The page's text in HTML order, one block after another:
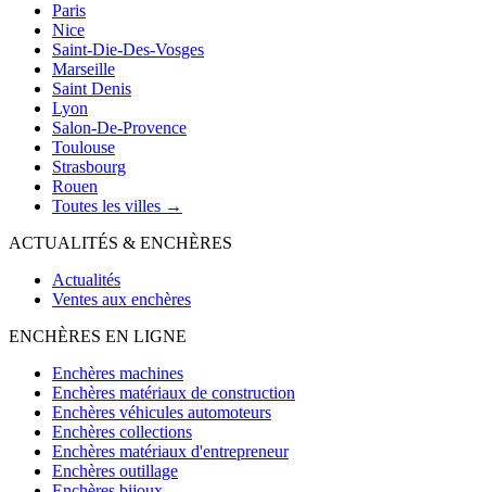
Paris
Nice
Saint-Die-Des-Vosges
Marseille
Saint Denis
Lyon
Salon-De-Provence
Toulouse
Strasbourg
Rouen
Toutes les villes →
ACTUALITÉS & ENCHÈRES
Actualités
Ventes aux enchères
ENCHÈRES EN LIGNE
Enchères machines
Enchères matériaux de construction
Enchères véhicules automoteurs
Enchères collections
Enchères matériaux d'entrepreneur
Enchères outillage